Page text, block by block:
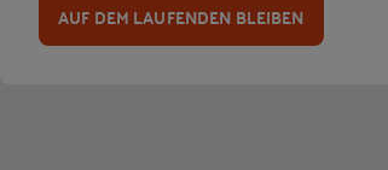
AUF DEM LAUFENDEN BLEIBEN